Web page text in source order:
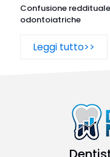
Confusione
odontoiatriche
Leggi tutto>>